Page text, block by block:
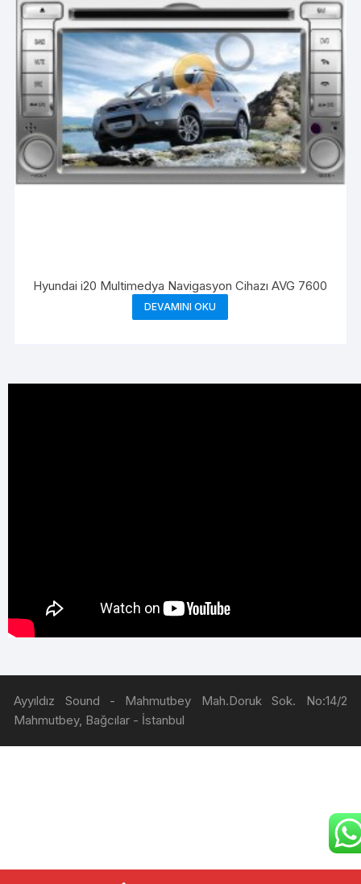
Hyundai i20 Multimedya Navigasyon Cihazı AVG 7600
DEVAMINI OKU
Ayyıldız Sound - Mahmutbey Mah.Doruk Sok. No:14/2
Mahmutbey, Bağcılar - İstanbul